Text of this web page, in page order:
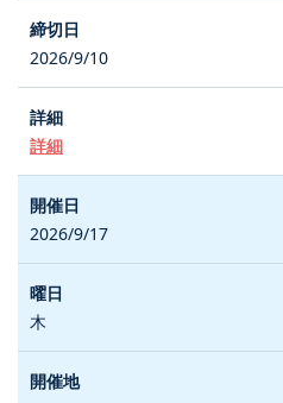
2026/9/10
詳細
2026/9/17
木